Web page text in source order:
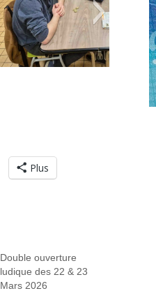
Plus
Double ouverture
ludique des 22 & 23
Mars 2026